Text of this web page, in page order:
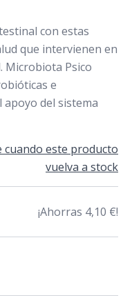
con estas
que intervienen en
Microbiota Psico
e
del sistema
cuando este producto
vuelva a stock
¡Ahorras 4,10 €!